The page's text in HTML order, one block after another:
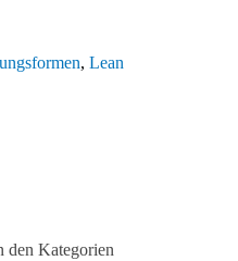
, Lean
den Kategorien